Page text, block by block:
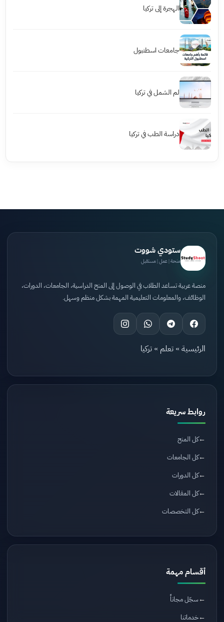
الهجرة إلى تركيا
جامعات اسطنبول
لم الشمل في تركيا
دراسة الطب في تركيا
ستودي شووت
منحة | عمل | مستقبل
منصة عربية تساعد الطلاب في الوصول إلى المنح الدراسية، الجامعات، الدورات،
الوظائف، والمعلومات التعليمية المهمة بشكل منظم وسهل.
الرئيسية » تعلم » تركيا
روابط سريعة
كل المنح
كل الجامعات
كل الدورات
كل المقالات
كل التخصصات
أقسام مهمة
سجّل مجاناً
خدماتنا